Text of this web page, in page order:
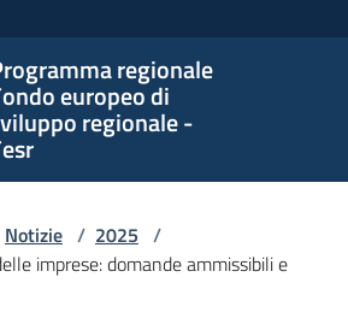
regionale
europeo di
regionale -
di
-
Notizie / 2025 /
imprese: domande ammissibili e